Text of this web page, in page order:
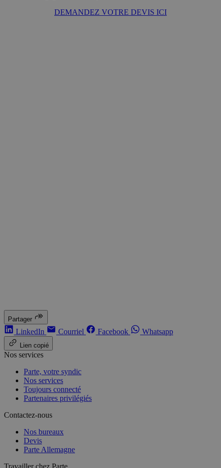
DEMANDEZ VOTRE DEVIS ICI
Partager
LinkedIn Courriel Facebook Whatsapp
Lien copié
Nos services
Parte, votre syndic
Nos services
Toujours connecté
Partenaires privilégiés
Contactez-nous
Nos bureaux
Devis
Parte Allemagne
Travailler chez Parte